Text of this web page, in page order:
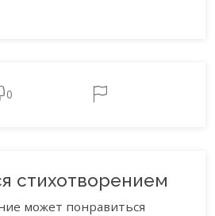
0
стихотворением
может понравиться